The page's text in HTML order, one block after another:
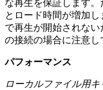
な再生を保証します
とロード時間が増加
で再生が開始されな
の接続の場合に注意し
パフォーマンス
ローカルファイル用キ